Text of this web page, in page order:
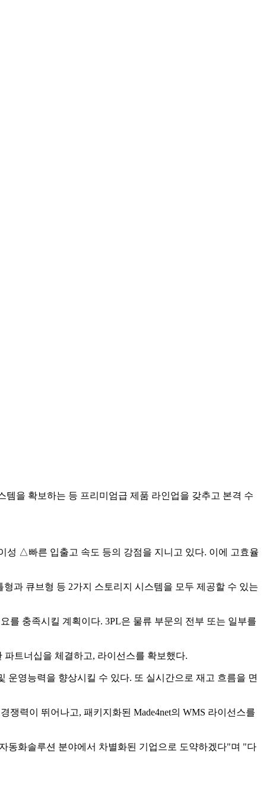
을 확보하는 등 프리미엄급 제품 라인업을 갖추고 본격 수
△빠른 입출고 속도 등의 강점을 지니고 있다. 이에 고효율
과 큐브형 등 2가지 스토리지 시스템을 모두 제공할 수 있는
를 충족시킬 계획이다. 3PL은 물류 부문의 전부 또는 일부를
파트너십을 체결하고, 라이선스를 확보했다.
영능력을 향상시킬 수 있다. 또 실시간으로 재고 흐름을 면
력이 뛰어나고, 패키지화된 Made4net의 WMS 라이선스를
동화솔루션 분야에서 차별화된 기업으로 도약하겠다"며 "다